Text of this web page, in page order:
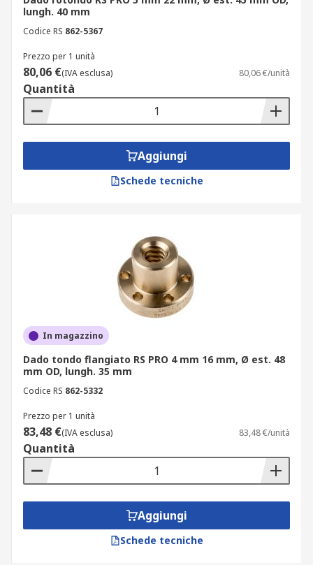
lungh. 40 mm
Codice RS 862-5367
Prezzo per 1 unità
80,06 €(IVA esclusa) 80,06 €/unità
Quantità
Aggiungi
Schede tecniche
In magazzino
Dado tondo flangiato RS PRO 4 mm 16 mm, Ø est. 48
mm OD, lungh. 35 mm
Codice RS 862-5332
Prezzo per 1 unità
83,48 €(IVA esclusa) 83,48 €/unità
Quantità
Aggiungi
Schede tecniche